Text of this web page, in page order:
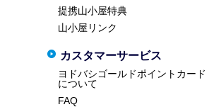
提携山小屋特典
山小屋リンク
カスタマーサービス
ヨドバシゴールドポイントカード
について
FAQ